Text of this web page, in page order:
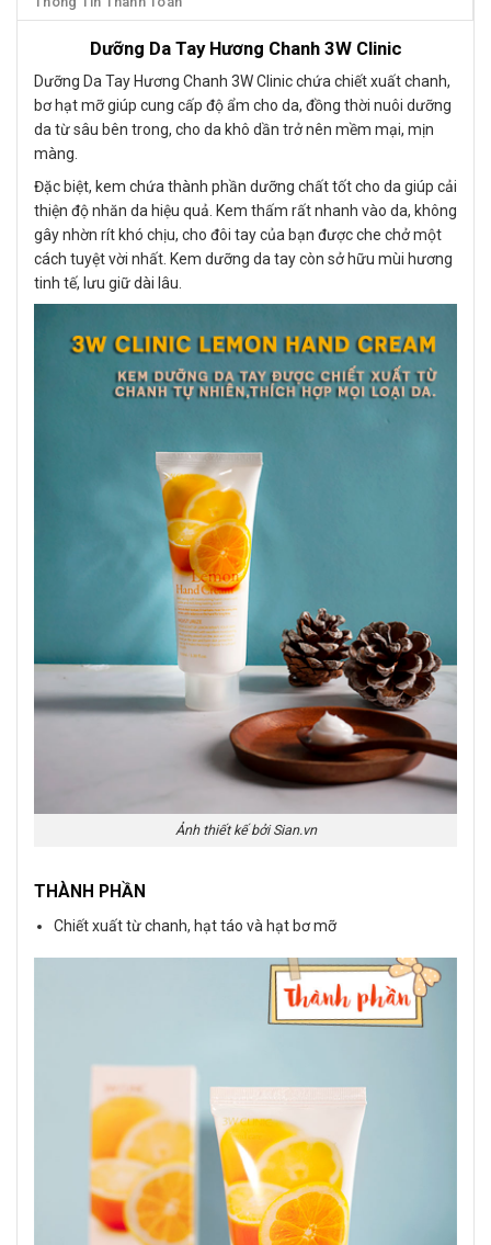
Dưỡng Da Tay Hương Chanh 3W Clinic
Dưỡng Da Tay Hương Chanh 3W Clinic chứa chiết xuất chanh,
bơ hạt mỡ giúp cung cấp độ ẩm cho da, đồng thời nuôi dưỡng
da từ sâu bên trong, cho da khô dần trở nên mềm mại, mịn
màng.
Đặc biệt, kem chứa thành phần dưỡng chất tốt cho da giúp cải
thiện độ nhăn da hiệu quả. Kem thấm rất nhanh vào da, không
gây nhờn rít khó chịu, cho đôi tay của bạn được che chở một
cách tuyệt vời nhất. Kem dưỡng da tay còn sở hữu mùi hương
tinh tế, lưu giữ dài lâu.
Ảnh thiết kế bởi Sian.vn
THÀNH PHẦN
Chiết xuất từ chanh, hạt táo và hạt bơ mỡ